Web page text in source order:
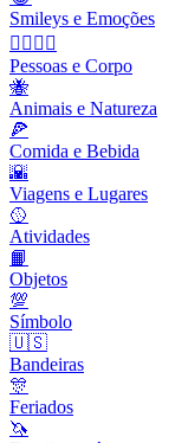
Smileys e Emoções
👩‍❤️‍💋‍👨
Pessoas e Corpo
🐝
Animais e Natureza
🍕
Comida e Bebida
🌇
Viagens e Lugares
🥎
Atividades
📙
Objetos
💯
Símbolo
🇺🇸
Bandeiras
🎊
Feriados
🦄